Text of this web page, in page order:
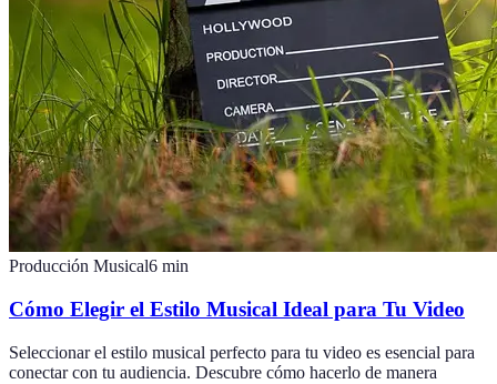
Producción Musical6 min
Cómo Elegir el Estilo Musical Ideal para Tu Video
Seleccionar el estilo musical perfecto para tu video es esencial para
conectar con tu audiencia. Descubre cómo hacerlo de manera